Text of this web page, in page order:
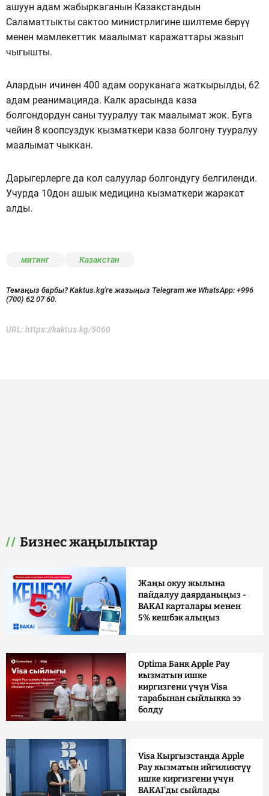
ашуун адам жабыркаганын Казакстандын
Саламаттыкты сактоо министрлигине шилтеме берүү
менен мамлекеттик маалымат каражаттары жазып
чыгышты.
Алардын ичинен 400 адам ооруканага жаткырылды, 62
адам реанимацияда. Калк арасында каза
болгондордун саны тууралуу так маалымат жок. Буга
чейин 8 коопсуздук кызматкери каза болгону тууралуу
маалымат чыккан.
Дарыгерлерге да кол салуулар болгондугу белгиленди.
Учурда 10дон ашык медицина кызматкери жаракат
алды.
митинг Казакстан
Темаңыз барбы? Kaktus.kg'ге жазыңыз Telegram же WhatsApp: +996
(700) 62 07 60.
URL: https://kaktus.kg/5060
Бизнес жаңылыктар
Жаңы окуу жылына
пайдалуу даярданыңыз -
BAKAI карталары менен
5% кешбэк алыңыз
Optima Банк Apple Pay
кызматын ишке
киргизгени үчүн Visa
тарабынан сыйлыкка ээ
болду
Visa Кыргызстанда Apple
Pay кызматын ийгиликтүү
ишке киргизгени үчүн
BAKAI'ды сыйлады